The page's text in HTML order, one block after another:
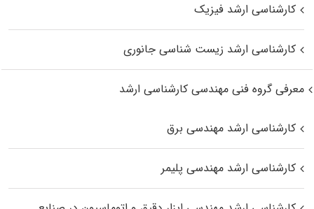
کارشناسی ارشد فیزیک
کارشناسی ارشد زیست‌ شناسی جانوری
معرفی گروه فنی مهندسی کارشناسی ارشد
کارشناسی ارشد مهندسی برق
کارشناسی ارشد مهندسی پلیمر